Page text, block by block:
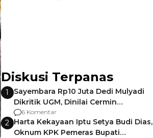
Diskusi Terpanas
1
Sayembara Rp10 Juta Dedi Mulyadi
Dikritik UGM, Dinilai Cermin
Gagalnya Negara Jamin Keamanan
6 Komentar
2 Harta Kekayaan Iptu Setya Budi Dias,
Oknum KPK Pemeras Bupati